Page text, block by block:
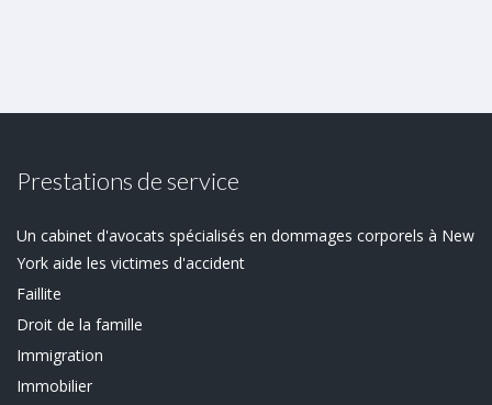
Prestations de service
Un cabinet d'avocats spécialisés en dommages corporels à New
York aide les victimes d'accident
Faillite
Droit de la famille
Immigration
Immobilier